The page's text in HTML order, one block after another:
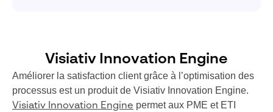
Visiativ Innovation Engine
Améliorer la satisfaction client grâce à l’optimisation des
processus est un produit de Visiativ Innovation Engine.
Visiativ Innovation Engine permet aux PME et ETI